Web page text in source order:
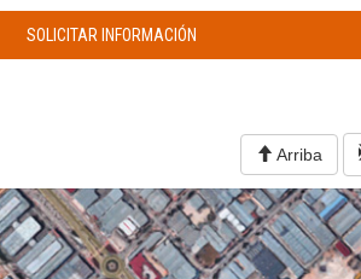
SOLICITAR INFORMACIÓN
Arriba